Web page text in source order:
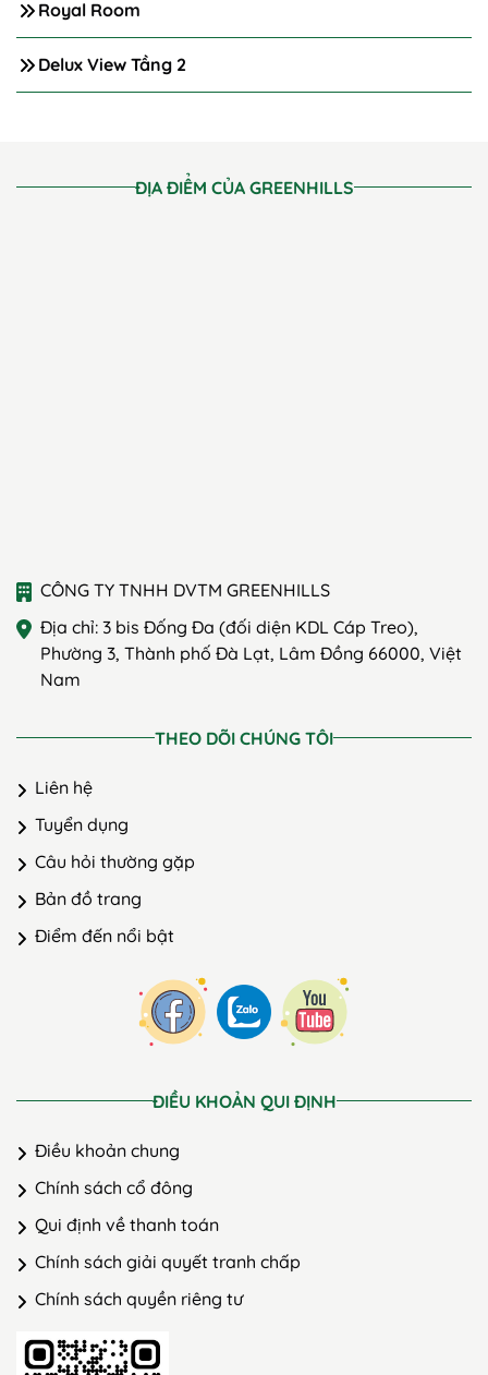
Royal Room
Delux View Tầng 2
ĐỊA ĐIỂM CỦA GREENHILLS
CÔNG TY TNHH DVTM GREENHILLS
Địa chỉ: 3 bis Đống Đa (đối diện KDL Cáp Treo),
Phường 3, Thành phố Đà Lạt, Lâm Đồng 66000, Việt
Nam
THEO DÕI CHÚNG TÔI
Liên hệ
Tuyển dụng
Câu hỏi thường gặp
Bản đồ trang
Điểm đến nổi bật
ĐIỀU KHOẢN QUI ĐỊNH
Điều khoản chung
Chính sách cổ đông
Qui định về thanh toán
Chính sách giải quyết tranh chấp
Chính sách quyền riêng tư